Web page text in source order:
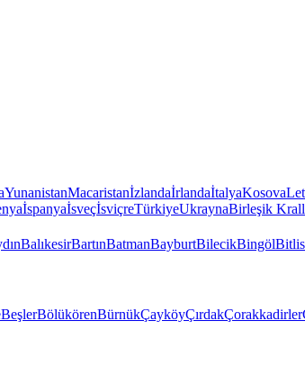
YunanistanMacaristanİzlandaİrlandaİtalyaKosova
İspanyaİsveçİsviçreTürkiyeUkraynaBirleşik
BalıkesirBartınBatmanBayburtBilecikBingölBitlis
BeşlerBölükörenBürnükÇayköyÇırdakÇorakkadirler